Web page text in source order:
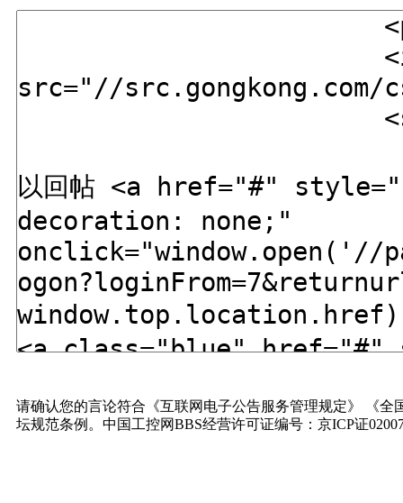
请确认您的言论符合《互联网电子公告服务管理规定》 《
坛规范条例。中国工控网BBS经营许可证编号：京ICP证